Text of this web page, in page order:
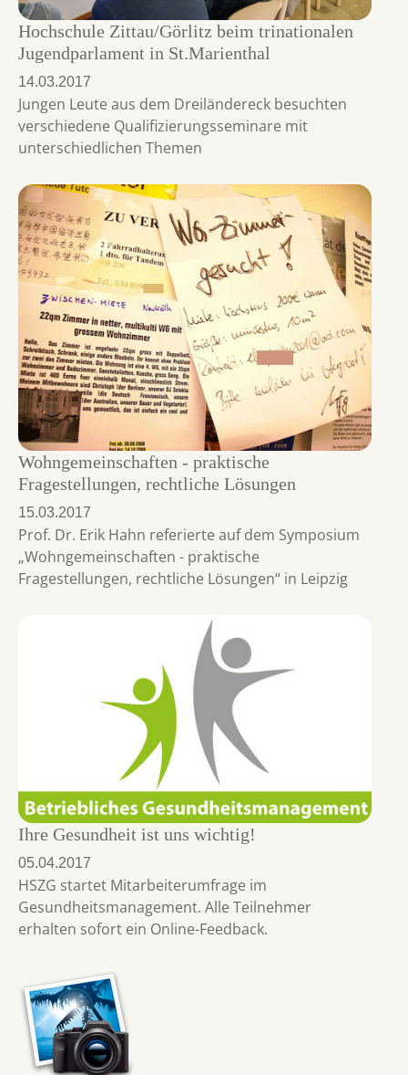
Hochschule Zittau/Görlitz beim trinationalen
Jugendparlament in St.Marienthal
14.03.2017
Jungen Leute aus dem Dreiländereck besuchten
verschiedene Qualifizierungsseminare mit
unterschiedlichen Themen
Wohngemeinschaften - praktische
Fragestellungen, rechtliche Lösungen
15.03.2017
Prof. Dr. Erik Hahn referierte auf dem Symposium
„Wohngemeinschaften - praktische
Fragestellungen, rechtliche Lösungen“ in Leipzig
Ihre Gesundheit ist uns wichtig!
05.04.2017
HSZG startet Mitarbeiterumfrage im
Gesundheitsmanagement. Alle Teilnehmer
erhalten sofort ein Online-Feedback.